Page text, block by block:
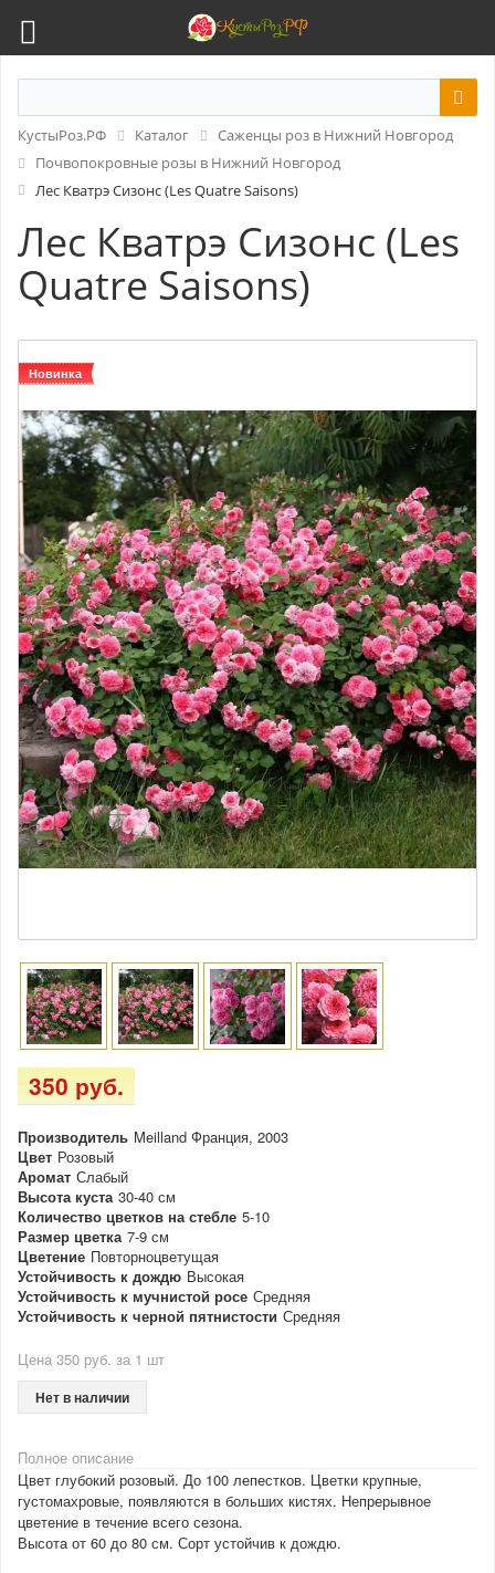
КустыРоз.РФ Каталог
Саженцы роз в Нижний Новгород
Почвопокровные розы в Нижний Новгород
Лес Кватрэ Сизонс (Les Quatre Saisons)
Лес Кватрэ Сизонс (Les
Quatre Saisons)
Новинка
350 руб.
Производитель Meilland Франция, 2003
Цвет Розовый
Аромат Слабый
Высота куста 30-40 см
Количество цветков на стебле 5-10
Размер цветка 7-9 см
Цветение Повторноцветущая
Устойчивость к дождю Высокая
Устойчивость к мучнистой росе Средняя
Устойчивость к черной пятнистости Средняя
Цена 350 руб. за 1 шт
Нет в наличии
Полное описание
Цвет глубокий розовый. До 100 лепестков. Цветки крупные,
густомахровые, появляются в больших кистях. Непрерывное
цветение в течение всего сезона.
Высота от 60 до 80 см. Сорт устойчив к дождю.